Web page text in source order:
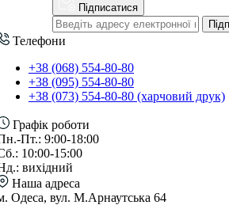
Підписатися
Телефони
+38 (068) 554-80-80
+38 (095) 554-80-80
+38 (073) 554-80-80 (харчовий друк)
Графік роботи
Пт.: 9:00-18:00
10:00-15:00
вихідний
Наша адреса
Одеса, вул. М.Арнаутська 64